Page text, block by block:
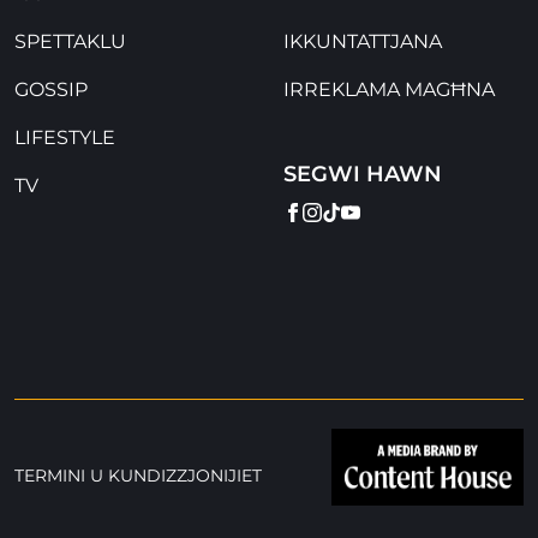
SPETTAKLU
GOSSIP
LIFESTYLE
TV
IKKUNTATTJANA
IRREKLAMA MAGĦNA
SEGWI HAWN
FACEBOOK
INSTAGRAM
TIKTOK
YOUTUBE
TERMINI U KUNDIZZJONIJIET